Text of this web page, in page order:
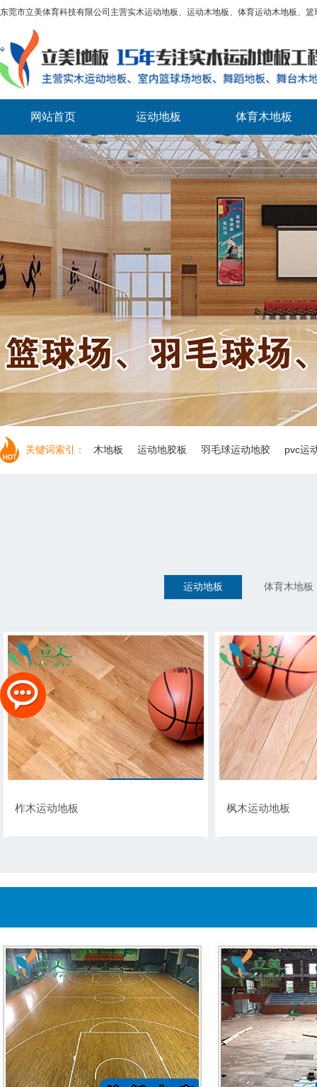
东莞市立美体育科技有限公司主营实木运动地板、运动木地板、体育运动木地板、
网站首页 运动地板 体育木地板
关键词索引：
板 舞台木地板 运动地胶板 羽毛球运动地胶 pvc运动地板
运动地板 体育木地板
柞木运动地板 枫木运动地板
学校体育场馆木地板
羽毛球运动木地板
学校舞蹈木地板
升降舞台木地板
瑜伽练功房专用木地板